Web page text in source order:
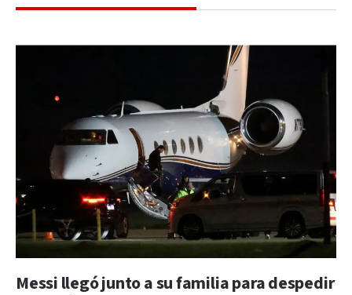
Messi llegó junto a su familia para despedir